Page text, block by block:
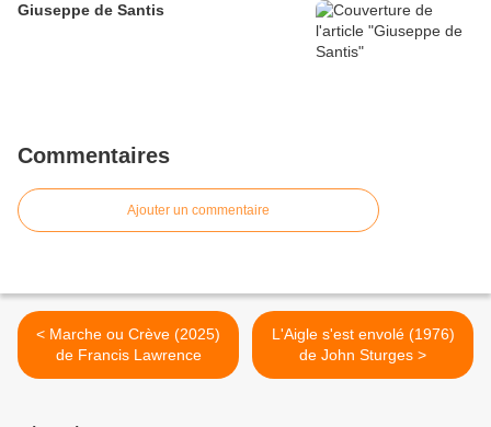
Giuseppe de Santis
Commentaires
Ajouter un commentaire
< Marche ou Crève (2025)
de Francis Lawrence
L'Aigle s'est envolé (1976)
de John Sturges >